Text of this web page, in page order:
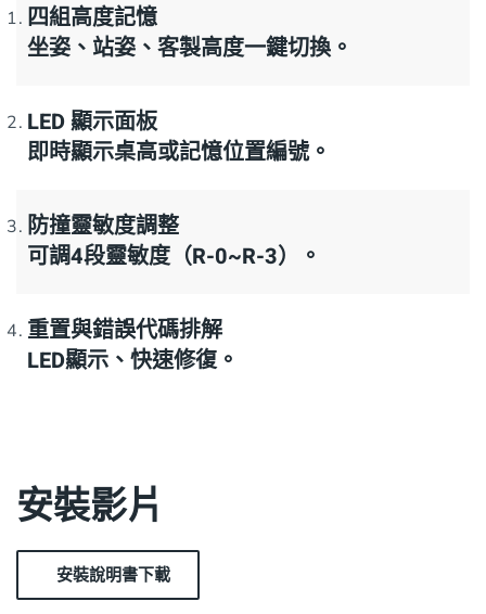
四組高度記憶
坐姿、站姿、客製高度一鍵切換。
LED 顯示面板
即時顯示桌高或記憶位置編號。
防撞靈敏度調整
可調4段靈敏度（R-0~R-3）。
重置與錯誤代碼排解
LED顯示、快速修復。
安裝影片
安裝說明書下載